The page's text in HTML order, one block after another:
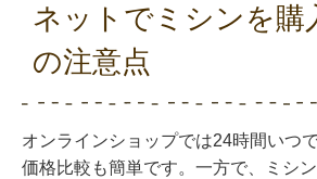
ネットでミシンを購
の注意点
オンラインショップでは24時間いつ
価格比較も簡単です。一方で、ミシ